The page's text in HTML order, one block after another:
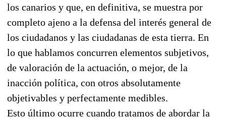
los canarios y que, en definitiva, se muestra por
completo ajeno a la defensa del interés general de
los ciudadanos y las ciudadanas de esta tierra. En
lo que hablamos concurren elementos subjetivos,
de valoración de la actuación, o mejor, de la
inacción política, con otros absolutamente
objetivables y perfectamente medibles.
Esto último ocurre cuando tratamos de abordar la